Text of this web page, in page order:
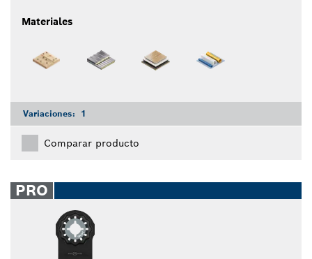
Materiales
Variaciones: 1
Comparar producto
PRO